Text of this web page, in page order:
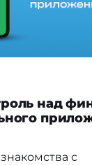
над
с